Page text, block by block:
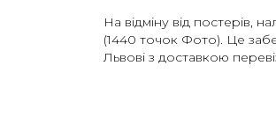
На відміну від постерів,
(1440 точок Фото). Це
Львові з доставкою